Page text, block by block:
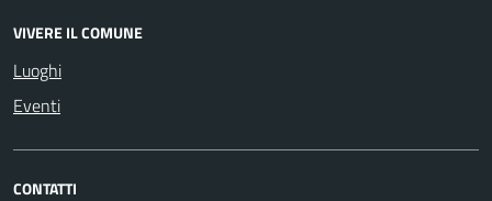
VIVERE IL COMUNE
Luoghi
Eventi
CONTATTI